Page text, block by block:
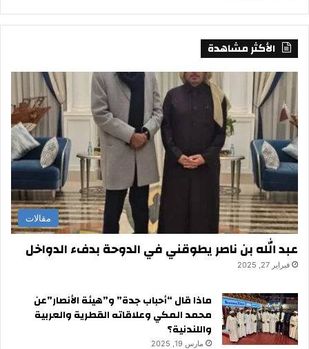
الأكثر مشاهدة
مقالات
عبد الله بن ناصر يطوقني في الدوحة بدفء الدواخل
فبراير 27, 2025
ماذا قال “أحباب جدة” و”هيئة الأنصار”عن
محمد المكي وعلاقاته القطرية والعربية
واللندنية؟
مارس 19, 2025